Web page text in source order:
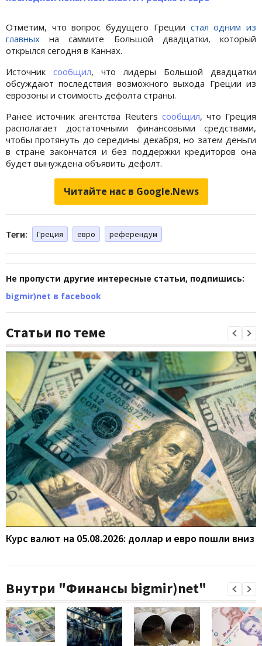
Отметим, что вопрос будущего Греции стал одним из
главных на саммите Большой двадцатки, который
открылся сегодня в Каннах.
Источник сообщил, что лидеры Большой двадцатки
обсуждают последствия возможного выхода Греции из
еврозоны и стоимость дефолта страны.
Ранее источник агентства Reuters сообщил, что Греция
располагает достаточными финансовыми средствами,
чтобы протянуть до середины декабря, но затем деньги
в стране закончатся и без поддержки кредиторов она
будет вынуждена объявить дефолт.
Читайте нас в Google.News
Теги: Греция евро референдум
Не пропусти другие интересные статьи, подпишись:
bigmir)net в facebook
Статьи по теме
Курс валют на 05.08.2026: доллар и евро пошли вниз
Внутри "Финансы bigmir)net"